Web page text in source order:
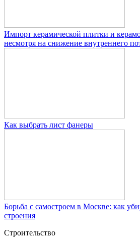
Импорт керамической плитки и
несмотря на снижение внутреннего
Как выбрать лист фанеры
Борьба с самостроем в Москве: как
строения
Строительство